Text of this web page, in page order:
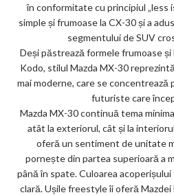
în conformitate cu principiul „less
simple și frumoase la CX-30 și a
segmentului de SUV
Deși păstrează formele frumoase
Kodo, stilul Mazda MX-30
mai moderne, care se concentrează
futuriste care
Mazda MX-30 continuă tema
atât la exteriorul, cât și la
oferă un sentiment de unitate
pornește din partea superioară a
până în spate. Culoarea
clară. Ușile freestyle îi oferă